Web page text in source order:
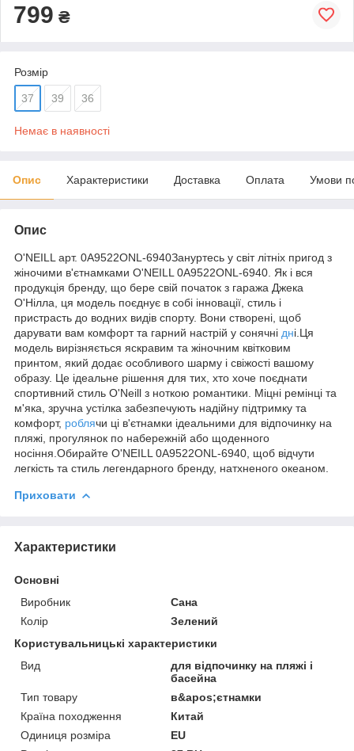
799 ₴
Розмір
37 39 36
Немає в наявності
Опис Характеристики Доставка Оплата Умови
Опис
O'NEILL арт. 0A9522ONL-6940Зануртесь у світ літніх пригод з
жіночими в'єтнамками O'NEILL 0A9522ONL-6940. Як і вся
продукція бренду, що бере свій початок з гаража Джека
О'Нілла, ця модель поєднує в собі інновації, стиль і
пристрасть до водних видів спорту. Вони створені, щоб
дарувати вам комфорт та гарний настрій у сонячні дні.Ця
модель вирізняється яскравим та жіночним квітковим
принтом, який додає особливого шарму і свіжості вашому
образу. Це ідеальне рішення для тих, хто хоче поєднати
спортивний стиль O'Neill з ноткою романтики. Міцні ремінці та
м'яка, зручна устілка забезпечують надійну підтримку та
комфорт, роблячи ці в'єтнамки ідеальними для відпочинку на
пляжі, прогулянок по набережній або щоденного
носіння.Обирайте O'NEILL 0A9522ONL-6940, щоб відчути
легкість та стиль легендарного бренду, натхненого океаном.
Приховати
Характеристики
Основні
Виробник
Сана
Колір
Зелений
Користувальницькі характеристики
Вид
для відпочинку на пляжі і
басейна
Тип товару
в&apos;єтнамки
Країна походження
Китай
Одиниця розміра
EU